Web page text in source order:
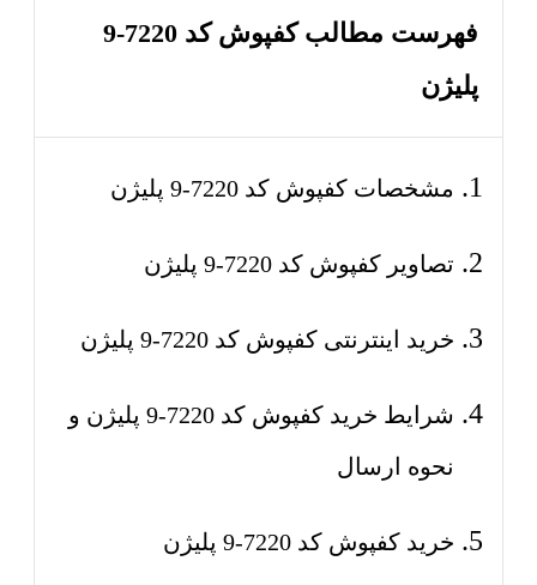
فهرست مطالب کفپوش کد 7220-9
پلیژن
مشخصات کفپوش کد 7220-9 پلیژن
تصاویر کفپوش کد 7220-9 پلیژن
خرید اینترنتی کفپوش کد 7220-9 پلیژن
شرایط خرید کفپوش کد 7220-9 پلیژن و
نحوه ارسال
خرید کفپوش کد 7220-9 پلیژن